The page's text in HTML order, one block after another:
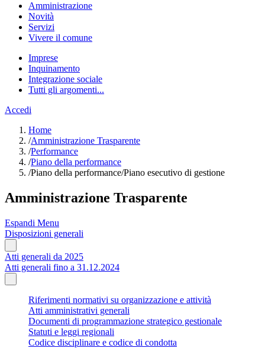
Amministrazione
Novità
Servizi
Vivere il comune
Imprese
Inquinamento
Integrazione sociale
Tutti gli argomenti...
Accedi
Home
/Amministrazione Trasparente
/Performance
/Piano della performance
/Piano della performance/Piano esecutivo di gestione
Amministrazione Trasparente
Espandi Menu
Disposizioni generali
Atti generali da 2025
Atti generali fino a 31.12.2024
Riferimenti normativi su organizzazione e attività
Atti amministrativi generali
Documenti di programmazione strategico gestionale
Statuti e leggi regionali
Codice disciplinare e codice di condotta